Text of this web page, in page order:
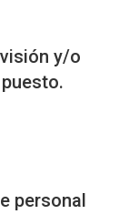
y/o
personal